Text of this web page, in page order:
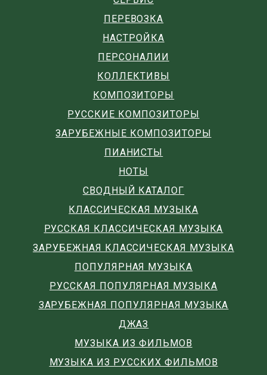
ПЕРЕВОЗКА
НАСТРОЙКА
ПЕРСОНАЛИИ
КОЛЛЕКТИВЫ
КОМПОЗИТОРЫ
РУССКИЕ КОМПОЗИТОРЫ
ЗАРУБЕЖНЫЕ КОМПОЗИТОРЫ
ПИАНИСТЫ
НОТЫ
СВОДНЫЙ КАТАЛОГ
КЛАССИЧЕСКАЯ МУЗЫКА
РУССКАЯ КЛАССИЧЕСКАЯ МУЗЫКА
ЗАРУБЕЖНАЯ КЛАССИЧЕСКАЯ МУЗЫКА
ПОПУЛЯРНАЯ МУЗЫКА
РУССКАЯ ПОПУЛЯРНАЯ МУЗЫКА
ЗАРУБЕЖНАЯ ПОПУЛЯРНАЯ МУЗЫКА
ДЖАЗ
МУЗЫКА ИЗ ФИЛЬМОВ
МУЗЫКА ИЗ РУССКИХ ФИЛЬМОВ